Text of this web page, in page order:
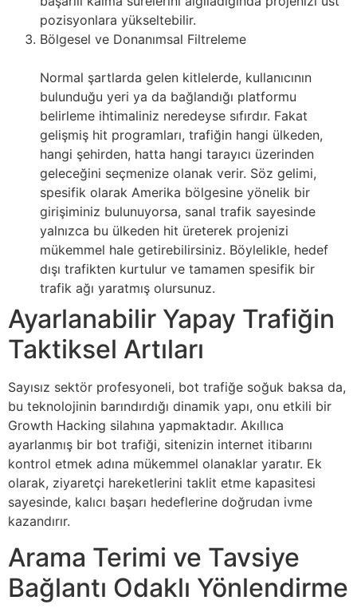
pozisyonlara yükseltebilir.
Bölgesel ve Donanımsal Filtreleme
Normal şartlarda gelen kitlelerde, kullanıcının
bulunduğu yeri ya da bağlandığı platformu
belirleme ihtimaliniz neredeyse sıfırdır. Fakat
gelişmiş hit programları, trafiğin hangi ülkeden,
hangi şehirden, hatta hangi tarayıcı üzerinden
geleceğini seçmenize olanak verir. Söz gelimi,
spesifik olarak Amerika bölgesine yönelik bir
girişiminiz bulunuyorsa, sanal trafik sayesinde
yalnızca bu ülkeden hit üreterek projenizi
mükemmel hale getirebilirsiniz. Böylelikle, hedef
dışı trafikten kurtulur ve tamamen spesifik bir
trafik ağı yaratmış olursunuz.
Ayarlanabilir Yapay Trafiğin
Taktiksel Artıları
Sayısız sektör profesyoneli, bot trafiğe soğuk baksa da,
bu teknolojinin barındırdığı dinamik yapı, onu etkili bir
Growth Hacking silahına yapmaktadır. Akıllıca
ayarlanmış bir bot trafiği, sitenizin internet itibarını
kontrol etmek adına mükemmel olanaklar yaratır. Ek
olarak, ziyaretçi hareketlerini taklit etme kapasitesi
sayesinde, kalıcı başarı hedeflerine doğrudan ivme
kazandırır.
Arama Terimi ve Tavsiye
Bağlantı Odaklı Yönlendirme